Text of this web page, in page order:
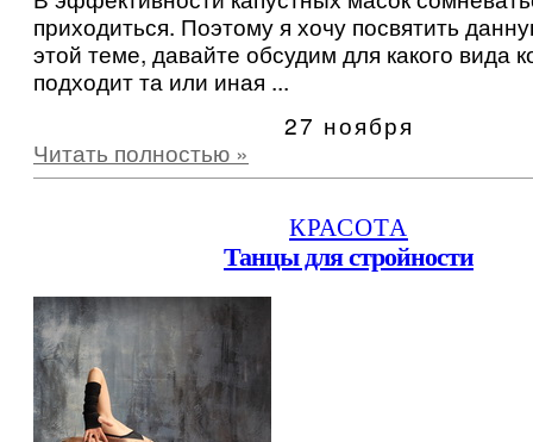
приходиться. Поэтому я хочу посвятить
этой теме, давайте обсудим для какого вида
подходит та или иная ...
27 ноября
Читать полностью »
КРАСОТА
Танцы для стройности